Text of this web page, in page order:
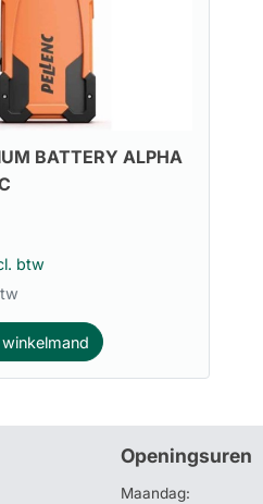
BATTERY ALPHA
btw
winkelmand
Openingsuren
Maandag: